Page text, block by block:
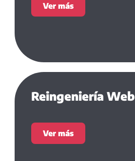
Ver más
Reingeniería Web
Ver más